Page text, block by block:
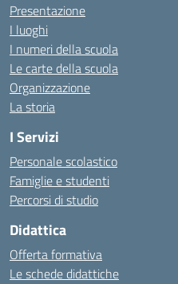
Presentazione
I luoghi
I numeri della scuola
Le carte della scuola
Organizzazione
La storia
I Servizi
Personale scolastico
Famiglie e studenti
Percorsi di studio
Didattica
Offerta formativa
Le schede didattiche